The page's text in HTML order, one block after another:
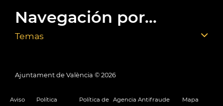
Navegación por...
Temas
Ajuntament de València © 2026
Aviso
Política
Política de Agencia Antifraude
Mapa